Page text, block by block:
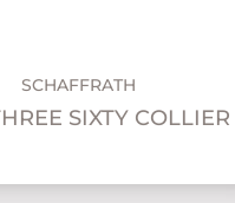
SCHAFFRATH
SIXTY COLLIER